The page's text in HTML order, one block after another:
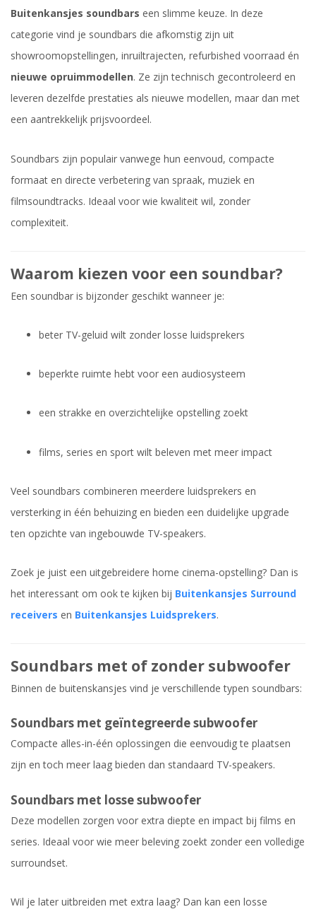
Buitenkansjes soundbars een slimme keuze. In deze
categorie vind je soundbars die afkomstig zijn uit
showroomopstellingen, inruiltrajecten, refurbished voorraad én
nieuwe opruimmodellen. Ze zijn technisch gecontroleerd en
leveren dezelfde prestaties als nieuwe modellen, maar dan met
een aantrekkelijk prijsvoordeel.
Soundbars zijn populair vanwege hun eenvoud, compacte
formaat en directe verbetering van spraak, muziek en
filmsoundtracks. Ideaal voor wie kwaliteit wil, zonder
complexiteit.
Waarom kiezen voor een soundbar?
Een soundbar is bijzonder geschikt wanneer je:
beter TV-geluid wilt zonder losse luidsprekers
beperkte ruimte hebt voor een audiosysteem
een strakke en overzichtelijke opstelling zoekt
films, series en sport wilt beleven met meer impact
Veel soundbars combineren meerdere luidsprekers en
versterking in één behuizing en bieden een duidelijke upgrade
ten opzichte van ingebouwde TV-speakers.
Zoek je juist een uitgebreidere home cinema-opstelling? Dan is
het interessant om ook te kijken bij Buitenkansjes Surround
receivers en Buitenkansjes Luidsprekers.
Soundbars met of zonder subwoofer
Binnen de buitenskansjes vind je verschillende typen soundbars:
Soundbars met geïntegreerde subwoofer
Compacte alles-in-één oplossingen die eenvoudig te plaatsen
zijn en toch meer laag bieden dan standaard TV-speakers.
Soundbars met losse subwoofer
Deze modellen zorgen voor extra diepte en impact bij films en
series. Ideaal voor wie meer beleving zoekt zonder een volledige
surroundset.
Wil je later uitbreiden met extra laag? Dan kan een losse